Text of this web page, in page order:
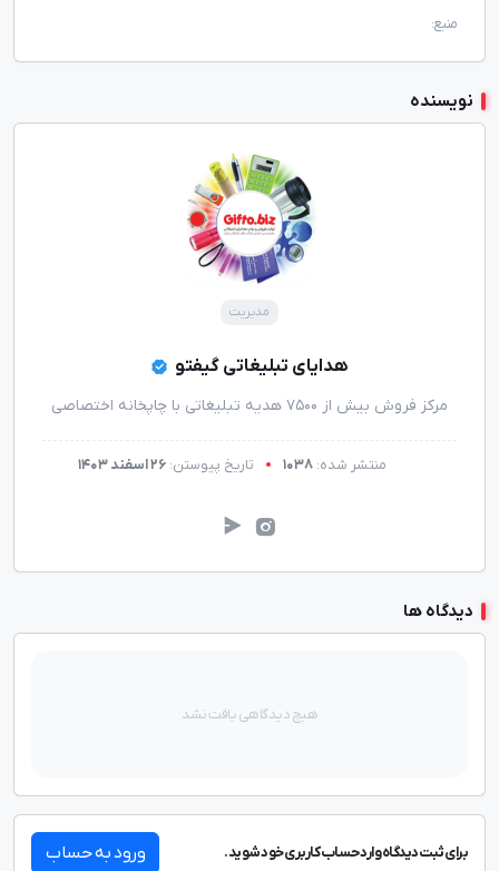
منبع:
نویسنده
مدیریت
هدایای تبلیغاتی گیفتو
مرکز فروش بیش از 7500 هدیه تبلیغاتی با چاپخانه اختصاصی
منتشر شده: 1038 تاریخ پیوستن: 26 اسفند 1403
دیدگاه ها
هیچ دیدگاهی یافت نشد
برای ثبت دیدگاه وارد حساب کاربری خود شوید. ورود به حساب